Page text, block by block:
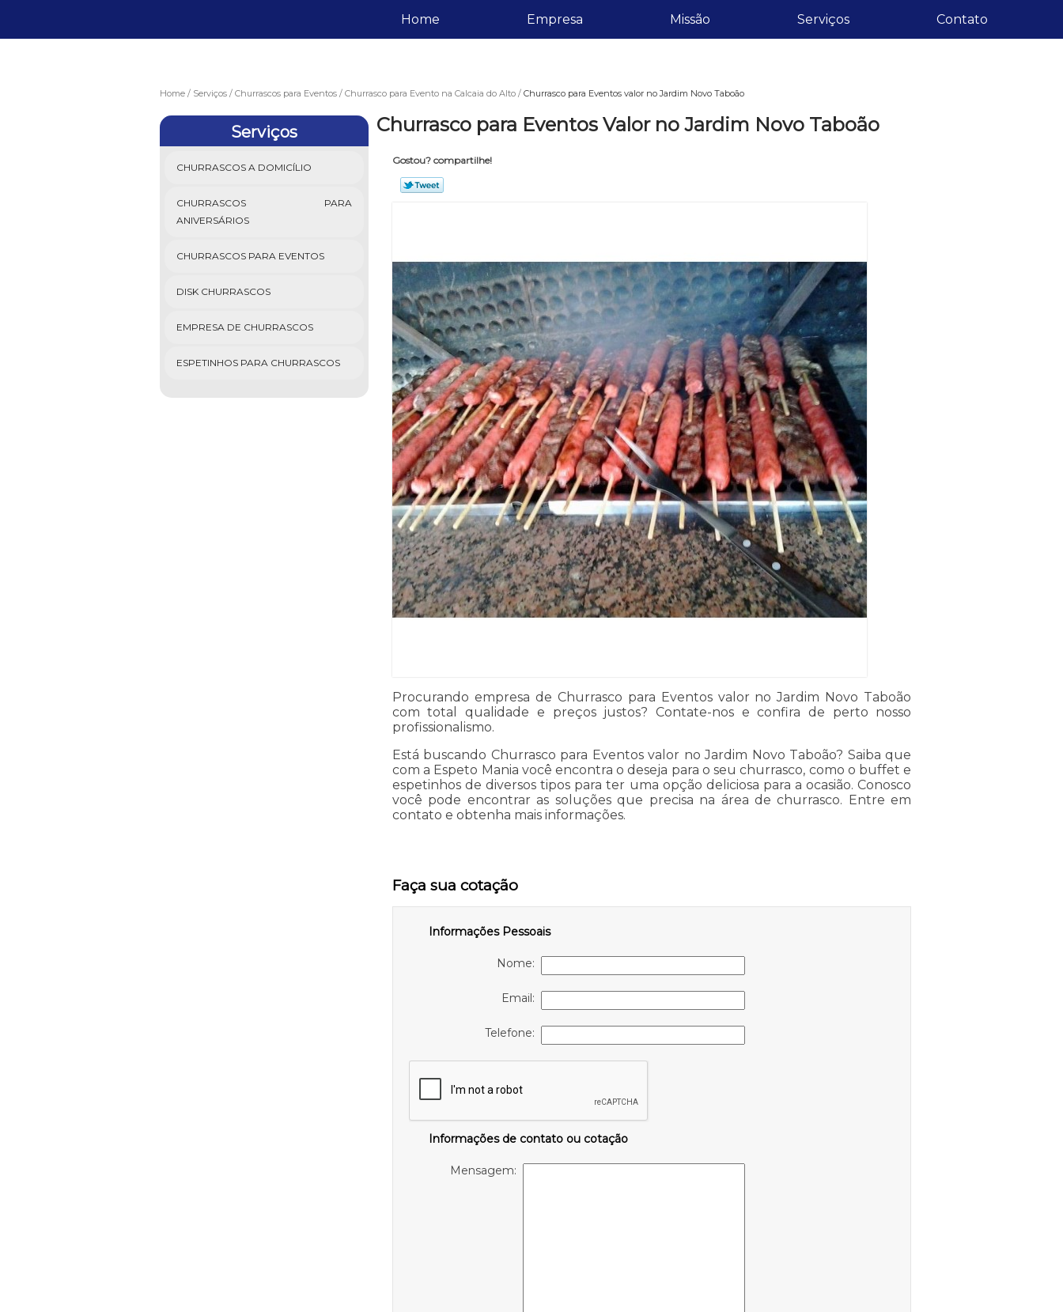
Home Empresa Missão Serviços Contato
Home Serviços Churrascos para Eventos Churrasco para Evento na Calcaia do Alto Churrasco para Eventos valor no Jardim Novo Taboão
Serviços
CHURRASCOS A DOMICÍLIO
CHURRASCOS PARA
ANIVERSÁRIOS
CHURRASCOS PARA EVENTOS
DISK CHURRASCOS
EMPRESA DE CHURRASCOS
ESPETINHOS PARA CHURRASCOS
Churrasco para Eventos Valor no Jardim Novo Taboão
Gostou? compartilhe!
Procurando empresa de Churrasco para Eventos valor no Jardim Novo Taboão
com total qualidade e preços justos? Contate-nos e confira de perto nosso
profissionalismo.
Está buscando Churrasco para Eventos valor no Jardim Novo Taboão? Saiba que
com a Espeto Mania você encontra o deseja para o seu churrasco, como o buffet e
espetinhos de diversos tipos para ter uma opção deliciosa para a ocasião. Conosco
você pode encontrar as soluções que precisa na área de churrasco. Entre em
contato e obtenha mais informações.
Faça sua cotação
Informações Pessoais
Nome:
Email:
Telefone:
Informações de contato ou cotação
Mensagem: